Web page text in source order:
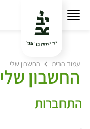
עמוד הבית החשבון שלי
החשבון שלי
התחברות